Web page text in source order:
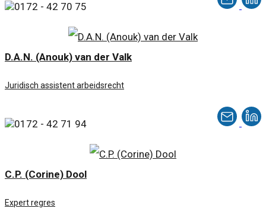
0172 - 42 70 75
D.A.N. (Anouk) van der Valk
Juridisch assistent arbeidsrecht
0172 - 42 71 94
C.P. (Corine) Dool
Expert regres